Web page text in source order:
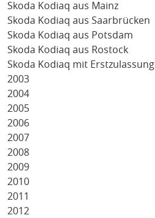
Skoda Kodiaq aus Mainz
Skoda Kodiaq aus Saarbrücken
Skoda Kodiaq aus Potsdam
Skoda Kodiaq aus Rostock
Skoda Kodiaq mit Erstzulassung
2003
2004
2005
2006
2007
2008
2009
2010
2011
2012